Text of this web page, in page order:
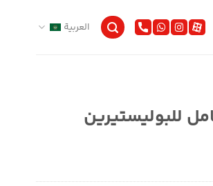
العربية
للبوليستيرين